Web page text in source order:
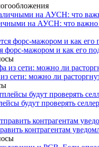
на АУСН: что важно
форс-мажором и как его
сети: можно ли
будут проверять
контрагентам